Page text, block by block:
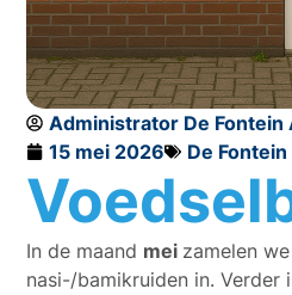
Administrator De Fontein
15 mei 2026
De Fontein
In de maand mei zamelen
nasi-/bamikruiden in.Verder